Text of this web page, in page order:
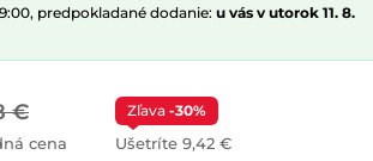
predpokladané dodanie: u vás v utorok 11. 8.
€
cena
Zľava -30%
Ušetríte 9,42 €